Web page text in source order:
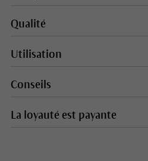
Qualité
Utilisation
Conseils
La loyauté est payante